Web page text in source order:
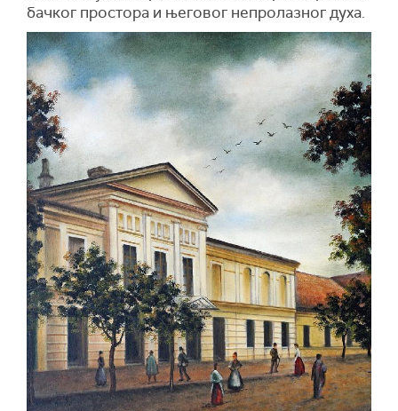
бачког простора и његовог непролазног духа.